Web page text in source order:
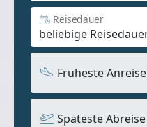
Reisedauer
Früheste Anreise
Späteste Abreise